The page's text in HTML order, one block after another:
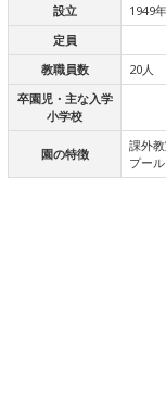
設立
1949
定員
教職員数
20人
卒園児・主な入学
小学校
園の特徴
課外
プール